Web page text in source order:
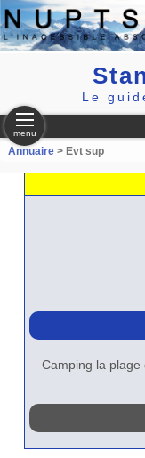
Le
menu
Annuaire> Evt sup
Camping la